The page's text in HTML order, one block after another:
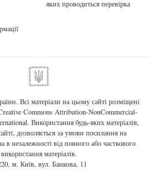
яких проводиться перевірка
Всі матеріали на цьому сайті розміщені
Commons Attribution-NonCommercial-
. Використання будь-яких матеріалів,
дозволяється за умови посилання на
в незалежності від повного або часткового
використання матеріалів.
м. Київ, вул. Банкова, 11